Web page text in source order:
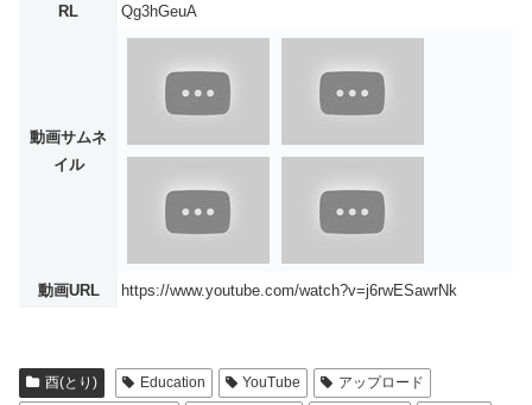
RL
Qg3hGeuA
動画サムネ
イル
動画URL https://www.youtube.com/watch?v=j6rwESawrNk
酉(とり) Education YouTube
アップロード